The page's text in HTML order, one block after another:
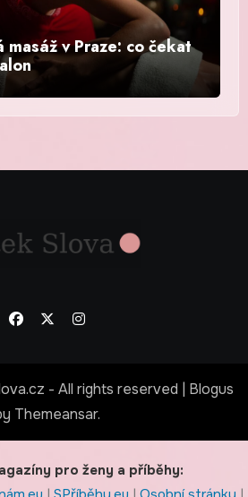
v Praze: co čekat
- All rights reserved
Blogus
Themeansar.
pro ženy a příběhy: